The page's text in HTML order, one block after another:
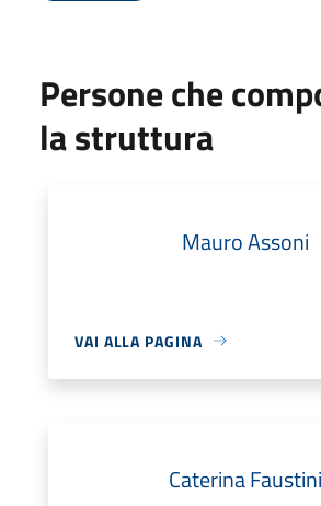
Persone che
la struttura
Mauro Assoni
VAI ALLA PAGINA
Caterina Faustini